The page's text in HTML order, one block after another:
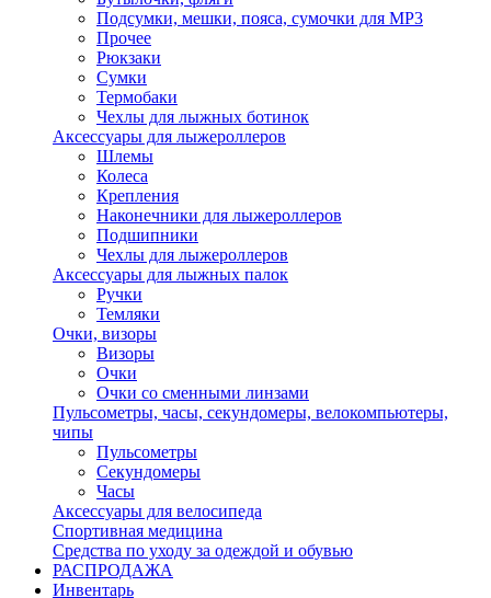
Подсумки, мешки, пояса, сумочки для MP3
Прочее
Рюкзаки
Сумки
Термобаки
Чехлы для лыжных ботинок
Аксессуары для лыжероллеров
Шлемы
Колеса
Крепления
Наконечники для лыжероллеров
Подшипники
Чехлы для лыжероллеров
Аксессуары для лыжных палок
Ручки
Темляки
Очки, визоры
Визоры
Очки
Очки со сменными линзами
Пульсометры, часы, секундомеры, велокомпьютеры,
чипы
Пульсометры
Секундомеры
Часы
Аксессуары для велосипеда
Спортивная медицина
Средства по уходу за одеждой и обувью
РАСПРОДАЖА
Инвентарь